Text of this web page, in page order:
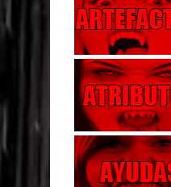
Parte
Parte
Parte
Parte